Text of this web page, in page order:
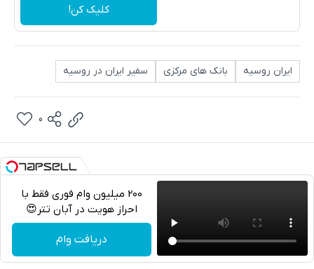
کلیک کن!
ایران روسیه بانک های مرکزی سفیر ایران در روسیه
واتساپ
0
200 میلیون وام فوری فقط با
احراز هویت در آبان تتر😍
دریافت وام